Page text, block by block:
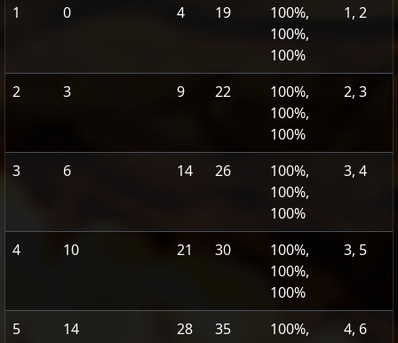
1 0 4 19
100%,
100%,
100%
1, 2
2 3 9 22
100%,
100%,
100%
2, 3
3 6 14 26
100%,
100%,
100%
3, 4
4 10 21 30
100%,
100%,
100%
3, 5
5 14 28 35
100%,
4, 6